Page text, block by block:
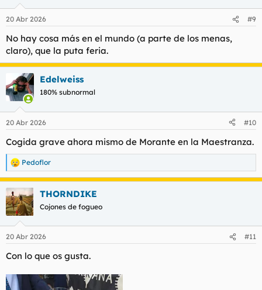
e
:
20 Abr 2026 #9
No hay cosa más en el mundo (a parte de los menas,
claro), que la puta feria.
Edelweiss
180% subnormal
20 Abr 2026 #10
Cogida grave ahora mismo de Morante en la Maestranza.
R
e
a
c
c
i
e
:
Pedoflor
THORNDIKE
Cojones de fogueo
20 Abr 2026 #11
Con lo que os gusta.